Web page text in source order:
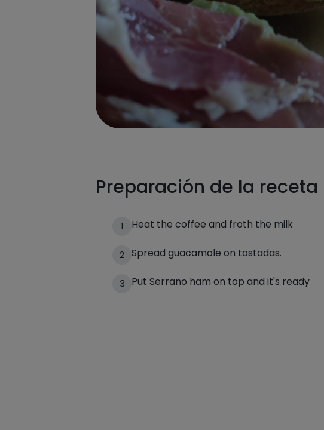
Preparación de la receta
1 Heat the coffee and froth the milk
2 Spread guacamole on tostadas.
3 Put Serrano ham on top and it's ready